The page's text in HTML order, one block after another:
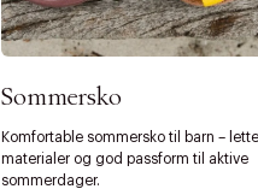
Sommersko
Komfortable sommersko til barn – lette
materialer og god passform til aktive
sommerdager.